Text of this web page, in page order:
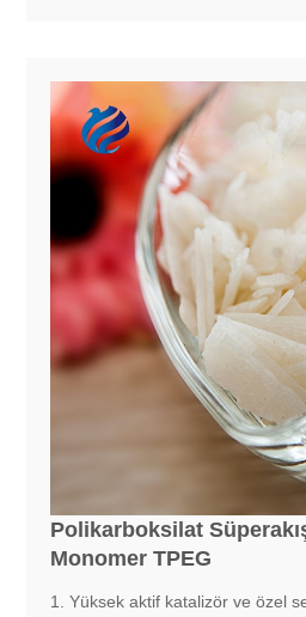
Polikarboksilat
Monomer TPEG
1. Yüksek aktif katalizör ve özel